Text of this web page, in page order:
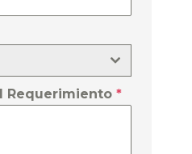
Requerimiento *